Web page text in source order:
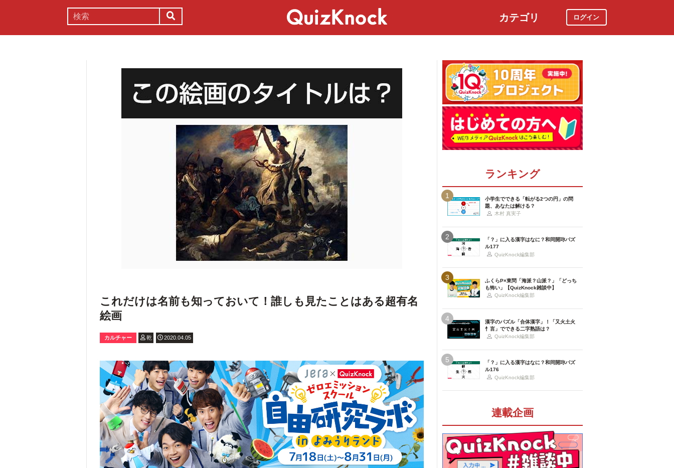
カテゴリ ログイン
これだけは名前も知っておいて！誰しも見たことはある超有名
絵画
カルチャー 乾 2020.04.05
ランキング
1
小学生でできる「転がる2つの円」の問
題、あなたは解ける？
木村 真実子
2
「？」に入る漢字はなに？和同開珎パズ
ル177
QuizKnock編集部
3
ふくらP×東問「海派？山派？」「どっち
も怖い」【QuizKnock雑談中】
QuizKnock編集部
4
漢字のパズル「合体漢字」！「又火土火
忄言」でできる二字熟語は？
QuizKnock編集部
5
「？」に入る漢字はなに？和同開珎パズ
ル176
QuizKnock編集部
連載企画